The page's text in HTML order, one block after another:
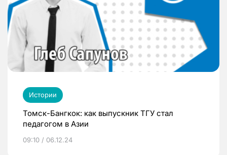
Истории
Томск-Бангкок: как выпускник ТГУ стал
педагогом в Азии
09:10 / 06.12.24